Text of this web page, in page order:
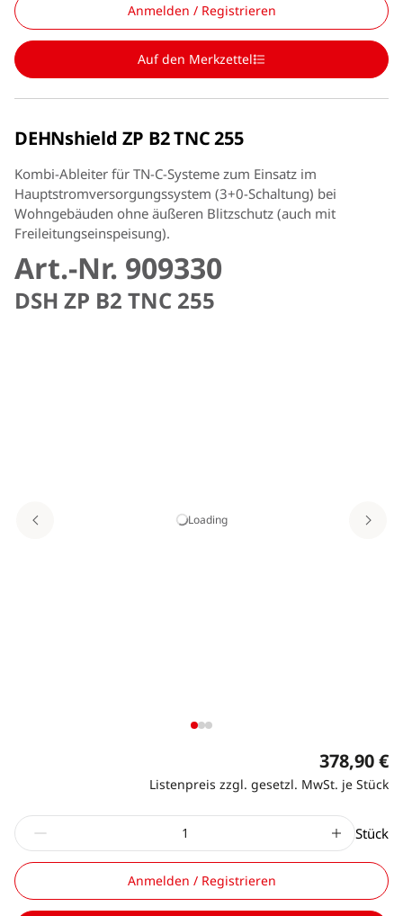
Anmelden / Registrieren
Auf den Merkzettel
DEHNshield ZP B2 TNC 255
Kombi-Ableiter für TN-C-Systeme zum Einsatz im
Hauptstromversorgungssystem (3+0-Schaltung) bei
Wohngebäuden ohne äußeren Blitzschutz (auch mit
Freileitungseinspeisung).
Art.-Nr. 909330
DSH ZP B2 TNC 255
Loading
378,90 €
Listenpreis zzgl. gesetzl. MwSt. je Stück
Stück
Anmelden / Registrieren